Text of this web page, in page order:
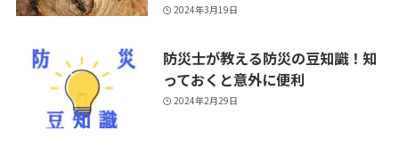
2024年3月19日
防災士が教える防災の豆知識！知
っておくと意外に便利
2024年2月29日